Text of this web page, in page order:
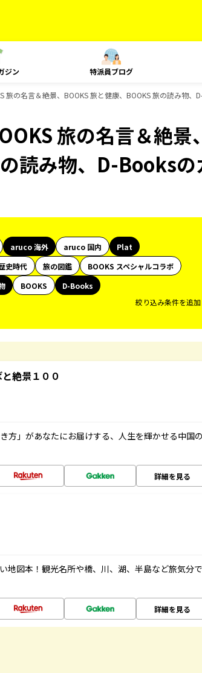
ジン 特派員ブログ
旅の名言＆絶景、BOOKS 旅と健康、BOOKS 旅の読み物、
旅の名言＆絶景
読み物、D-Booksの
aruco 海外 aruco 国内
Plat
史時代 旅の図鑑
BOOKS スペシャルコラボ
BOOKS
D-Books
絞り込み条件を追加
絶景１００
方」があなたにお届けする、人生を輝かせる中国の
詳細を見る
地図本！観光名所や橋、川、湖、半島など旅気分で
詳細を見る